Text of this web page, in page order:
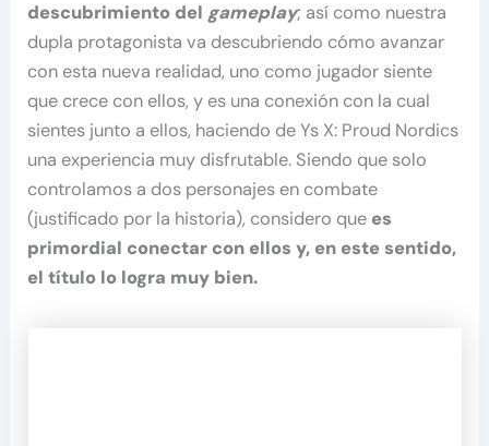
descubrimiento del gameplay; así como nuestra
dupla protagonista va descubriendo cómo avanzar
con esta nueva realidad, uno como jugador siente
que crece con ellos, y es una conexión con la cual
sientes junto a ellos, haciendo de Ys X: Proud Nordics
una experiencia muy disfrutable. Siendo que solo
controlamos a dos personajes en combate
(justificado por la historia), considero que es
primordial conectar con ellos y, en este sentido,
el título lo logra muy bien.